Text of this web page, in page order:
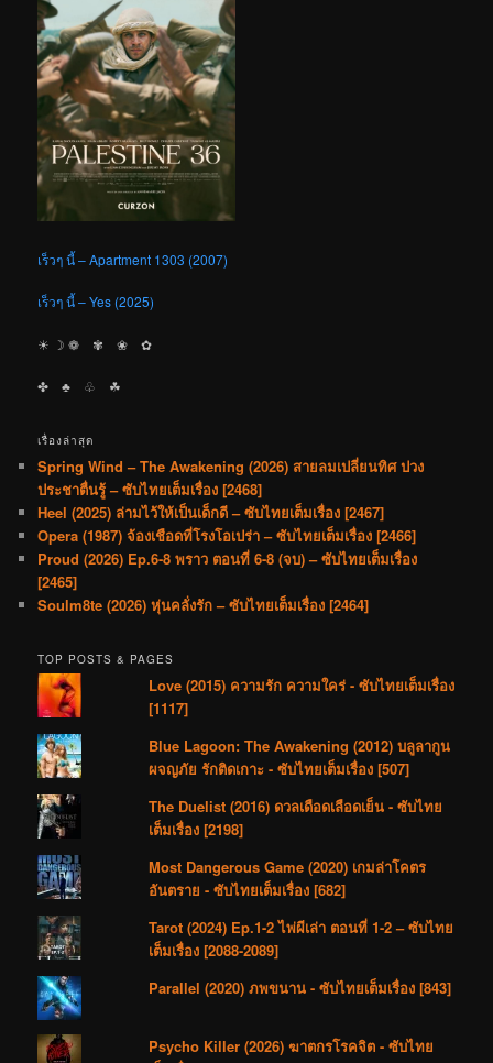
เร็วๆ นี้ – Apartment 1303 (2007)
เร็วๆ นี้ – Yes (2025)
☀︎ ☽ ❁ ✾ ❀ ✿
✤ ♣︎ ♧ ☘︎
เรื่องล่าสุด
Spring Wind – The Awakening (2026) สายลมเปลี่ยนทิศ ปวง
ประชาตื่นรู้ – ซับไทยเต็มเรื่อง [2468]
Heel (2025) ล่ามไว้ให้เป็นเด็กดี – ซับไทยเต็มเรื่อง [2467]
Opera (1987) จ้องเชือดที่โรงโอเปร่า – ซับไทยเต็มเรื่อง [2466]
Proud (2026) Ep.6-8 พราว ตอนที่ 6-8 (จบ) – ซับไทยเต็มเรื่อง
[2465]
Soulm8te (2026) หุ่นคลั่งรัก – ซับไทยเต็มเรื่อง [2464]
TOP POSTS & PAGES
Love (2015) ความรัก ความใคร่ - ซับไทยเต็มเรื่อง
[1117]
Blue Lagoon: The Awakening (2012) บลูลากูน
ผจญภัย รักติดเกาะ - ซับไทยเต็มเรื่อง [507]
The Duelist (2016) ดวลเดือดเลือดเย็น - ซับไทย
เต็มเรื่อง [2198]
Most Dangerous Game (2020) เกมล่าโคตร
อันตราย - ซับไทยเต็มเรื่อง [682]
Tarot (2024) Ep.1-2 ไพ่ผีเล่า ตอนที่ 1-2 – ซับไทย
เต็มเรื่อง [2088-2089]
Parallel (2020) ภพขนาน - ซับไทยเต็มเรื่อง [843]
Psycho Killer (2026) ฆาตกรโรคจิต - ซับไทย